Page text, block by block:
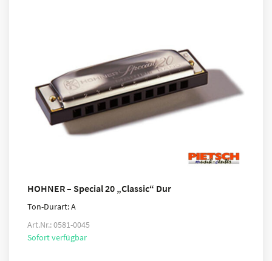
HOHNER – Special 20 „Classic“ Dur
Ton-Durart: A
Art.Nr.: 0581-0045
Sofort verfügbar